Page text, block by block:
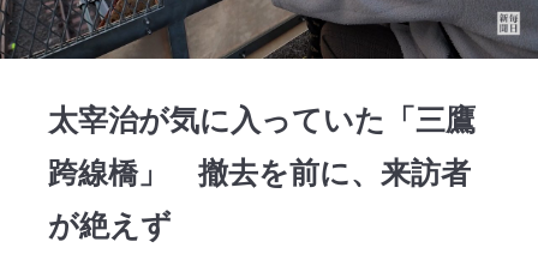
太宰治が気に入っていた「三鷹
跨線橋」 撤去を前に、来訪者
が絶えず